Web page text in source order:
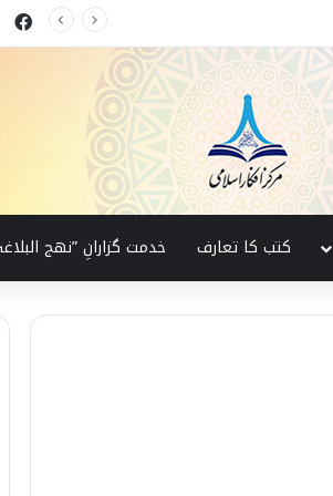
کتب کا تعارف خدمت گزارانِ ”نھج